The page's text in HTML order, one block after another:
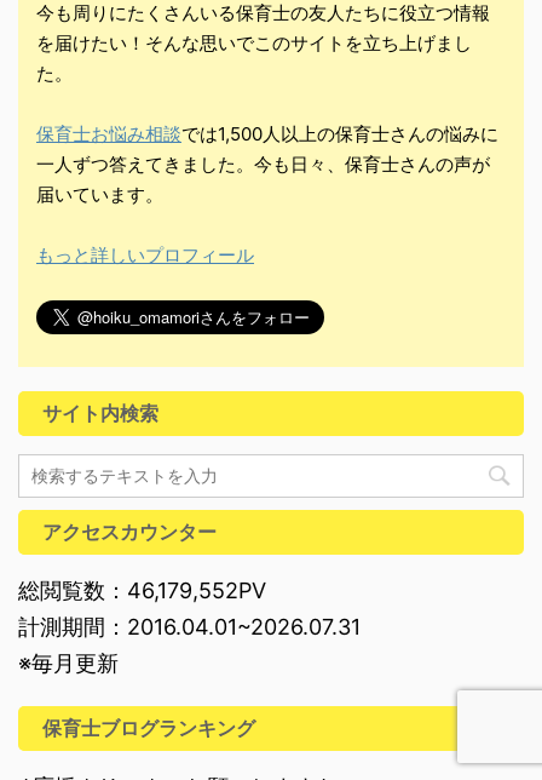
今も周りにたくさんいる保育士の友人たちに役立つ情報
を届けたい！そんな思いでこのサイトを立ち上げまし
た。
保育士お悩み相談では1,500人以上の保育士さんの悩みに
一人ずつ答えてきました。今も日々、保育士さんの声が
届いています。
もっと詳しいプロフィール
サイト内検索
アクセスカウンター
総閲覧数：46,179,552PV
計測期間：2016.04.01~2026.07.31
※毎月更新
保育士ブログランキング